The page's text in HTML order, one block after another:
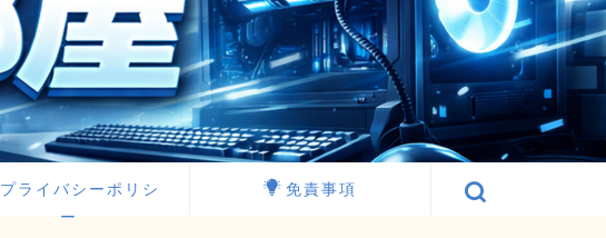
プライバシーポリシ
ー
免責事項